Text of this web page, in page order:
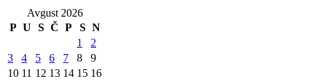
Avgust 2026
P U S Č P S N
1
2
3
4 5 6 7 8
9
10 11 12 13 14 15 16